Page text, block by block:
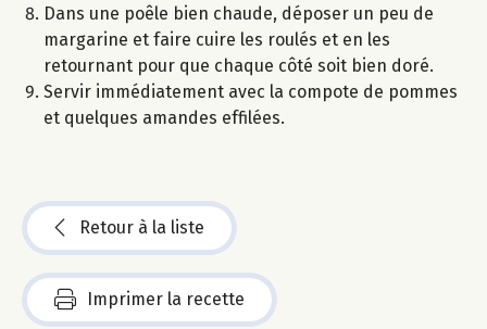
Dans une poêle bien chaude, déposer un peu de
margarine et faire cuire les roulés et en les
retournant pour que chaque côté soit bien doré.
Servir immédiatement avec la compote de pommes
et quelques amandes effilées.
Retour à la liste
Imprimer la recette